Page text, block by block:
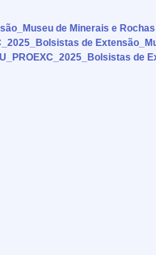
de Minerais e
de
de